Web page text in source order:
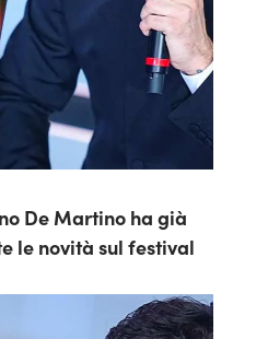
De Martino ha già
le novità sul festival